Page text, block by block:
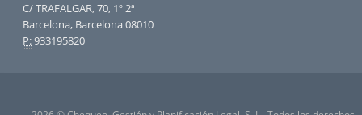
C/ TRAFALGAR, 70, 1º 2ª
Barcelona, Barcelona 08010
P:933195820